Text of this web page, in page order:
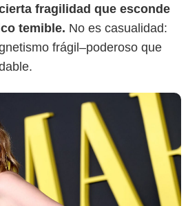
fragilidad que esconde
temible. No es casualidad:
frágil–poderoso que